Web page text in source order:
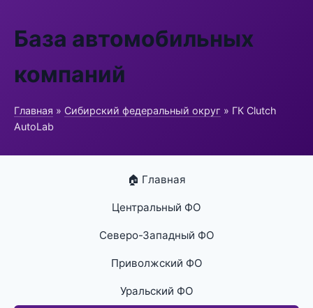
База автомобильных
компаний
Главная » Сибирский федеральный округ » ГК Clutch
AutoLab
🏠 Главная
Центральный ФО
Северо-Западный ФО
Приволжский ФО
Уральский ФО